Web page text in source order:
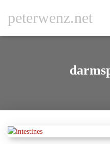
peterwenz.net